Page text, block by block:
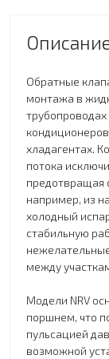
Обратные
монтажа в
трубопроводах
хладагентах.
потока
предотвращая
например, из
холодный
стабильную
между
Модели NRV
поршнем, что
пульсацией
возможной